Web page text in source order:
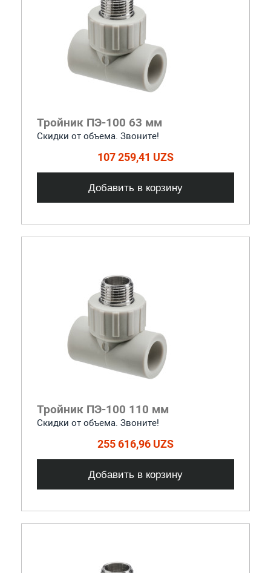
Тройник ПЭ-100 63 мм
Скидки от объема. Звоните!
107 259,41 UZS
Добавить в корзину
Тройник ПЭ-100 110 мм
Скидки от объема. Звоните!
255 616,96 UZS
Добавить в корзину